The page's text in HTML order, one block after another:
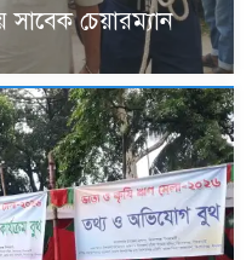
চেয়ারম্যান